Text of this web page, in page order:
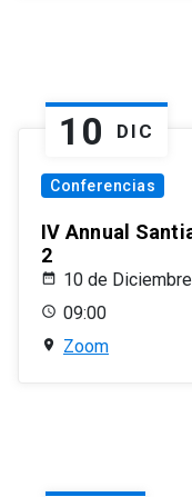
10 DIC
Conferencias
IV Annual
2
10 de
09:00
Zoom